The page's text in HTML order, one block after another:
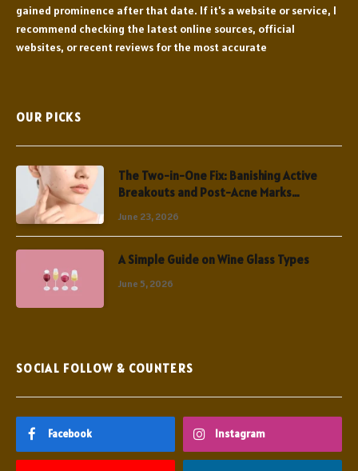
gained prominence after that date. If it's a website or service, I
recommend checking the latest online sources, official
websites, or recent reviews for the most accurate
OUR PICKS
The Two-in-One Fix: Banishing Active
Breakouts and Post-Acne Marks
June 23, 2026
A Simple Guide on Wine Glass Types
June 5, 2026
SOCIAL FOLLOW & COUNTERS
Facebook Instagram